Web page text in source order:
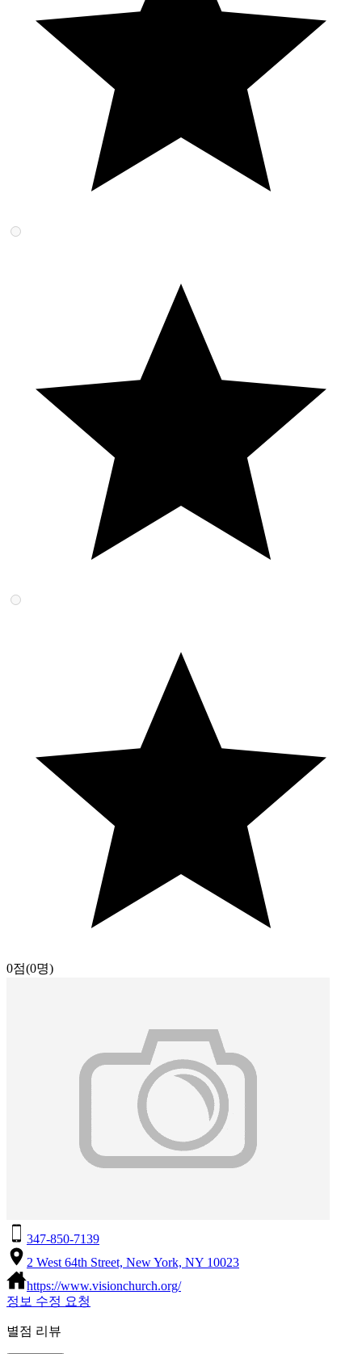
0점(0명)
347-850-7139
2 West 64th Street, New York, NY 10023
https://www.visionchurch.org/
정보 수정 요청
별점 리뷰